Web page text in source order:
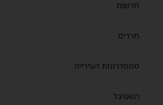
חדשות
חרדים
ממסדרונות העירייה
השטיבל